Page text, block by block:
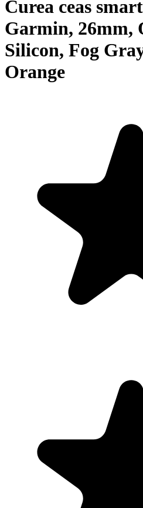
Curea ceas
Garmin, 26mm,
Silicon, Fog
Orange